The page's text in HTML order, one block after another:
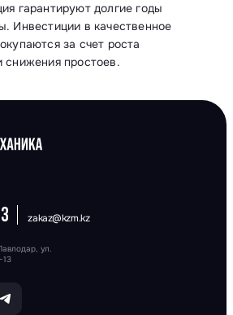
гарантируют долгие годы
Инвестиции в качественное
за счет роста
снижения простоев.
zakaz@kzm.kz
ул.
13